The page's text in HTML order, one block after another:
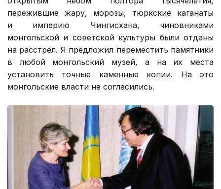
пережившие жару, морозы, тюркские каганаты
и империю Чингисхана, чиновниками
монгольской и советской культуры были отданы
на расстрел. Я предложил переместить памятники
в любой монгольский музей, а на их места
установить точные каменные копии. На это
монгольские власти не согласились.